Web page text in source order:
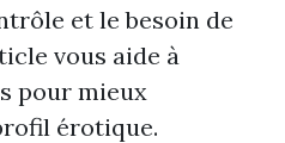
et le besoin de
vous aide à
pour mieux
érotique.